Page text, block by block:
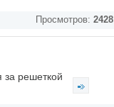
Просмотров: 2428
за решеткой